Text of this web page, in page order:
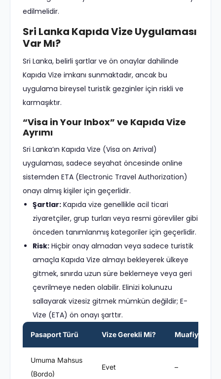
edilmelidir.
Sri Lanka Kapıda Vize Uygulaması
Var Mı?
Sri Lanka, belirli şartlar ve ön onaylar dahilinde
Kapıda Vize imkanı sunmaktadır, ancak bu
uygulama bireysel turistik gezginler için riskli ve
karmaşıktır.
“Visa in Your Inbox” ve Kapıda Vize
Ayrımı
Sri Lanka’ın Kapıda Vize (Visa on Arrival)
uygulaması, sadece seyahat öncesinde online
sistemden ETA (Electronic Travel Authorization)
onayı almış kişiler için geçerlidir.
Şartlar: Kapıda vize genellikle acil ticari
ziyaretçiler, grup turları veya resmi görevliler gibi
önceden tanımlanmış kategoriler için geçerlidir.
Risk: Hiçbir onay almadan veya sadece turistik
amaçla Kapıda Vize almayı bekleyerek ülkeye
gitmek, sınırda uzun süre beklemeye veya geri
çevrilmeye neden olabilir. Elinizi kolunuzu
sallayarak vizesiz gitmek mümkün değildir; E-
Vize (ETA) ön onayı şarttır.
Pasaport Türü Vize Gerekli Mi? Muafiyet
Umuma Mahsus
(Bordo)
Evet –